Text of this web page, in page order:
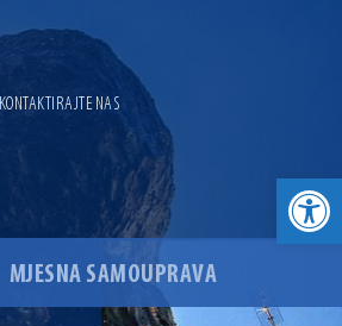
KONTAKTIRAJTE NAS
MJESNA SAMOUPRAVA